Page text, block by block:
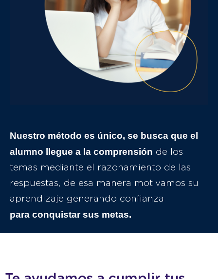
Nuestro método es único, se busca que el
alumno llegue a la comprensión de los
temas mediante el razonamiento de las
respuestas, de esa manera motivamos su
aprendizaje generando confianza
para conquistar sus metas.